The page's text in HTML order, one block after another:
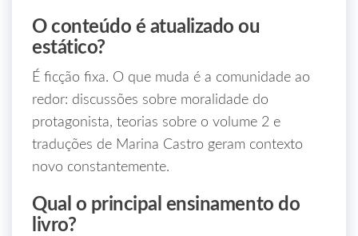
O conteúdo é atualizado ou
estático?
É ficção fixa. O que muda é a comunidade ao
redor: discussões sobre moralidade do
protagonista, teorias sobre o volume 2 e
traduções de Marina Castro geram contexto
novo constantemente.
Qual o principal ensinamento do
livro?